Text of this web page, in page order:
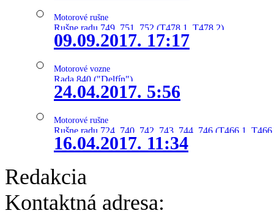
Motorové rušne
Rušne radu 749, 751, 752 (T478.1, T478.2)
09.09.2017. 17:17
Motorové vozne
Rada 840 ("Delfín")
24.04.2017. 5:56
Motorové rušne
Rušne radu 724, 740, 742, 743, 744, 746 (T466.1,
16.04.2017. 11:34
Redakcia
Kontaktná adresa: